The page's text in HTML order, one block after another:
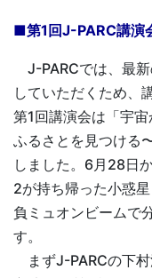
■第1回J-PARC講演
J-PARCでは、最
していただくため、
第1回講演会は「宇
ふるさとを見つける
しました。6月28日
2が持ち帰った小惑
負ミュオンビームで
す。
まずJ-PARCの下村